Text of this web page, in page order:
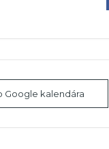
Google kalendára